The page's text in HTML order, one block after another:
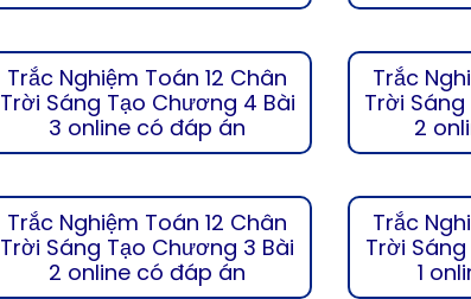
Trắc Nghiệm Toán 12 Chân
Trời Sáng Tạo Chương 4 Bài
3 online có đáp án
Trắc
Trời
2
Trắc Nghiệm Toán 12 Chân
Trời Sáng Tạo Chương 3 Bài
2 online có đáp án
Trắc
Trời
1